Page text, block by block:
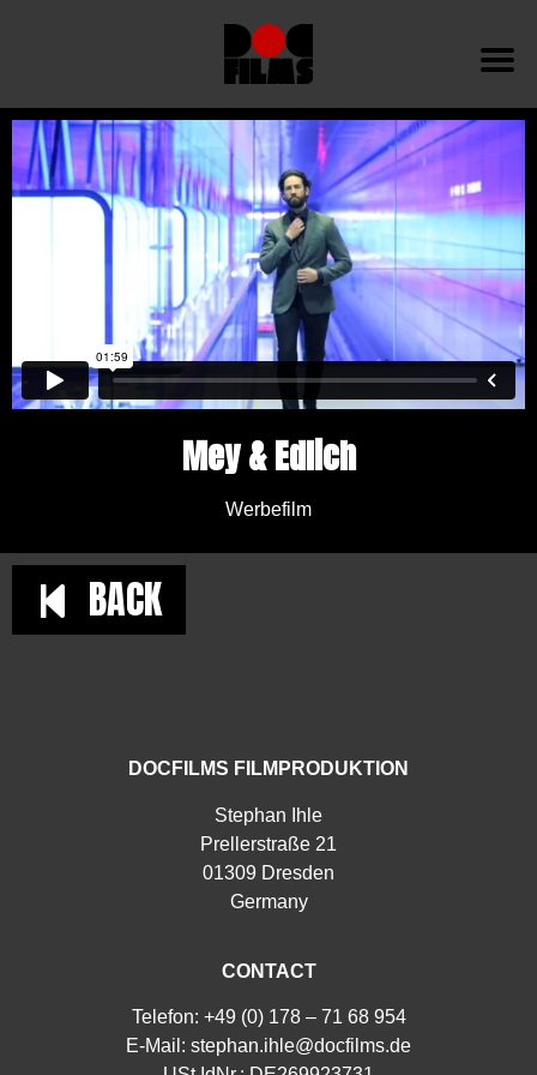
Mey & Edlich
Werbefilm
BACK
DOCFILMS FILMPRODUKTION
Stephan Ihle
Prellerstraße 21
01309 Dresden
Germany
CONTACT
Telefon: +49 (0) 178 – 71 68 954
E-Mail: stephan.ihle@docfilms.de